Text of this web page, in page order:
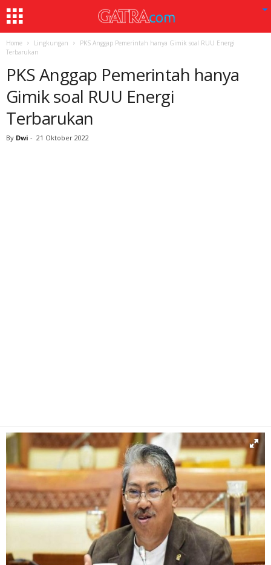
Home Lingkungan
PKS Anggap Pemerintah hanya Gimik soal RUU Energi
Terbarukan
PKS Anggap Pemerintah hanya
Gimik soal RUU Energi
Terbarukan
By Dwi - 21 Oktober 2022